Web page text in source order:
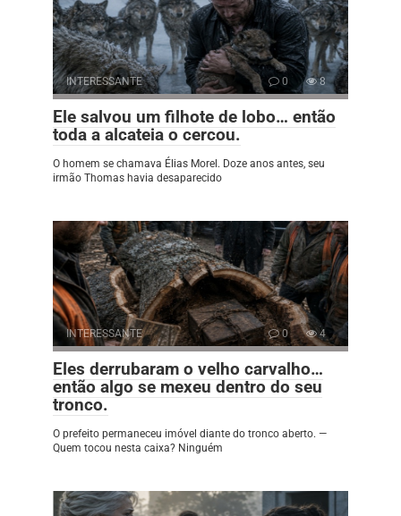
INTERESSANTE 0 8
Ele salvou um filhote de lobo… então
toda a alcateia o cercou.
O homem se chamava Élias Morel. Doze anos antes, seu
irmão Thomas havia desaparecido
INTERESSANTE 0 4
Eles derrubaram o velho carvalho…
então algo se mexeu dentro do seu
tronco.
O prefeito permaneceu imóvel diante do tronco aberto. —
Quem tocou nesta caixa? Ninguém